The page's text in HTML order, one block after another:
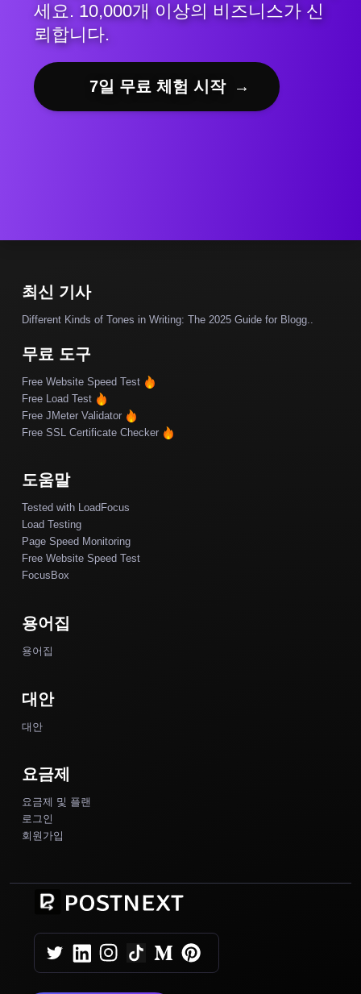
세요. 10,000개 이상의 비즈니스가 신
뢰합니다.
7일 무료 체험 시작 →
최신 기사
Different Kinds of Tones in Writing: The 2025 Guide for Blogg..
무료 도구
Free Website Speed Test
Free Load Test
Free JMeter Validator
Free SSL Certificate Checker
도움말
Tested with LoadFocus
Load Testing
Page Speed Monitoring
Free Website Speed Test
FocusBox
용어집
용어집
대안
대안
요금제
요금제 및 플랜
로그인
회원가입